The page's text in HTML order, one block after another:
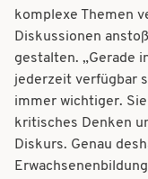
komplexe Themen
Diskussionen
gestalten. „Gerade
jederzeit verfügbar
immer wichtiger.
kritisches Denken
Diskurs. Genau